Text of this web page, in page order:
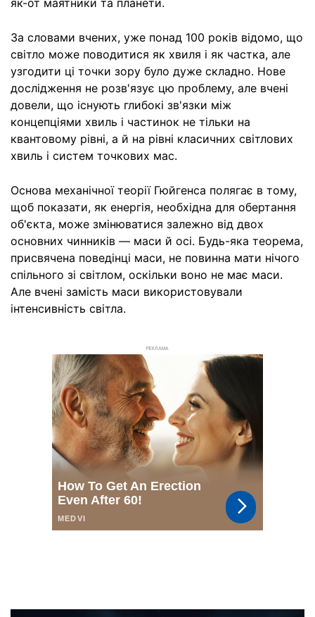
як-от маятники та планети.
За словами вчених, уже понад 100 років відомо, що
світло може поводитися як хвиля і як частка, але
узгодити ці точки зору було дуже складно. Нове
дослідження не розв'язує цю проблему, але вчені
довели, що існують глибокі зв'язки між
концепціями хвиль і частинок не тільки на
квантовому рівні, а й на рівні класичних світлових
хвиль і систем точкових мас.
Основа механічної теорії Гюйгенса полягає в тому,
щоб показати, як енергія, необхідна для обертання
об'єкта, може змінюватися залежно від двох
основних чинників — маси й осі. Будь-яка теорема,
присвячена поведінці маси, не повинна мати нічого
спільного зі світлом, оскільки воно не має маси.
Але вчені замість маси використовували
інтенсивність світла.
РЕКЛАМА